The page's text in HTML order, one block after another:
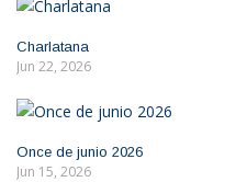
Charlatana
Jun 22, 2026
Once de junio 2026
Jun 15, 2026